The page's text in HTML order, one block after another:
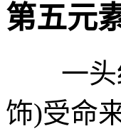
第五元
一头红
饰)受命